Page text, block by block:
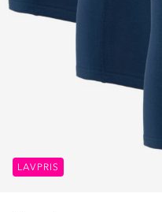
LAVPRIS